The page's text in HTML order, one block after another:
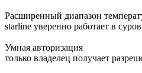
Расширенный диапазон
starline уверенно работает в
Умная авторизация
только владелец получает